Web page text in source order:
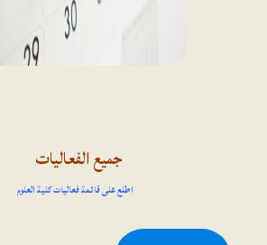
جميع الفعاليات
اطلع على قائمة فعاليات كلية العلوم